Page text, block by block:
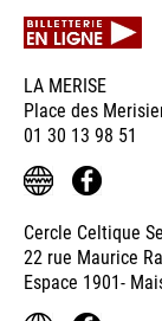
LA MERISE
Place des
01 30 13 98 51
Cercle Celtique
22 rue Maurice
Espace 1901-